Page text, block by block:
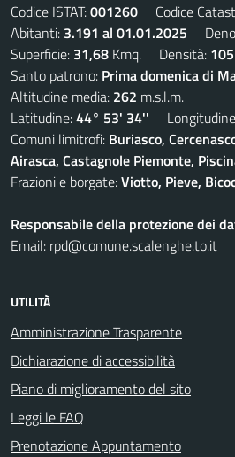
Codice ISTAT:001260 Codice
Abitanti: 3.191 al 01.01.2025
Superficie: 31,68 Kmq. Densità: 105
Santo patrono: Prima domenica di
Altitudine media: 262 m.s.l.m.
Latitudine:44° 53' 34''
Comuni limitrofi: Buriasco,
Airasca, Castagnole Piemonte,
Frazioni e borgate:Viotto, Pieve,
Responsabile della protezione dei
Email: rpd@comune.scalenghe.to.it
UTILITÀ
Amministrazione Trasparente
Dichiarazione di accessibilità
Piano di miglioramento del sito
Leggi le FAQ
Prenotazione Appuntamento